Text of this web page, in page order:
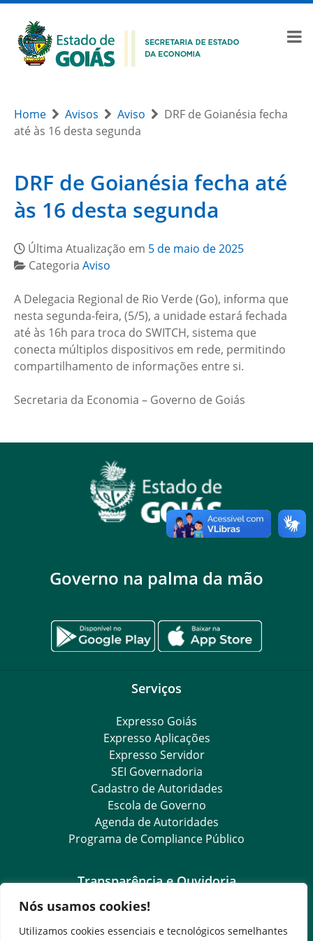
Nós usamos cookies!
Utilizamos cookies essenciais e tecnológicos semelhantes
Home Avisos Aviso
DRF de Goianésia fecha
até às 16 desta segunda
DRF de Goianésia fecha até
às 16 desta segunda
Última Atualização em 5 de maio de 2025
Categoria Aviso
A Delegacia Regional de Rio Verde (Go), informa que
nesta segunda-feira, (5/5), a unidade estará fechada
até às 16h para troca do SWITCH, sistema que
conecta múltiplos dispositivos em rede, permitindo
compartilhamento de informações entre si.
Secretaria da Economia – Governo de Goiás
Governo na palma da mão
Serviços
Expresso Goiás
Expresso Aplicações
Expresso Servidor
SEI Governadoria
Cadastro de Autoridades
Escola de Governo
Agenda de Autoridades
Programa de Compliance Público
Transparência e Ouvidoria
LGPD
Goiás Transparência